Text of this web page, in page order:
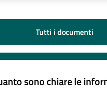
Tutti i documenti
sono chiare le